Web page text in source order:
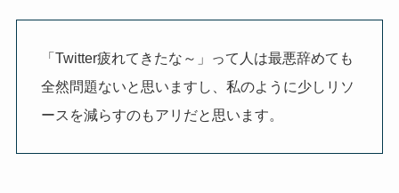
「Twitter疲れてきたな～」って人は最悪辞めても
全然問題ないと思いますし、私のように少しリソ
ースを減らすのもアリだと思います。